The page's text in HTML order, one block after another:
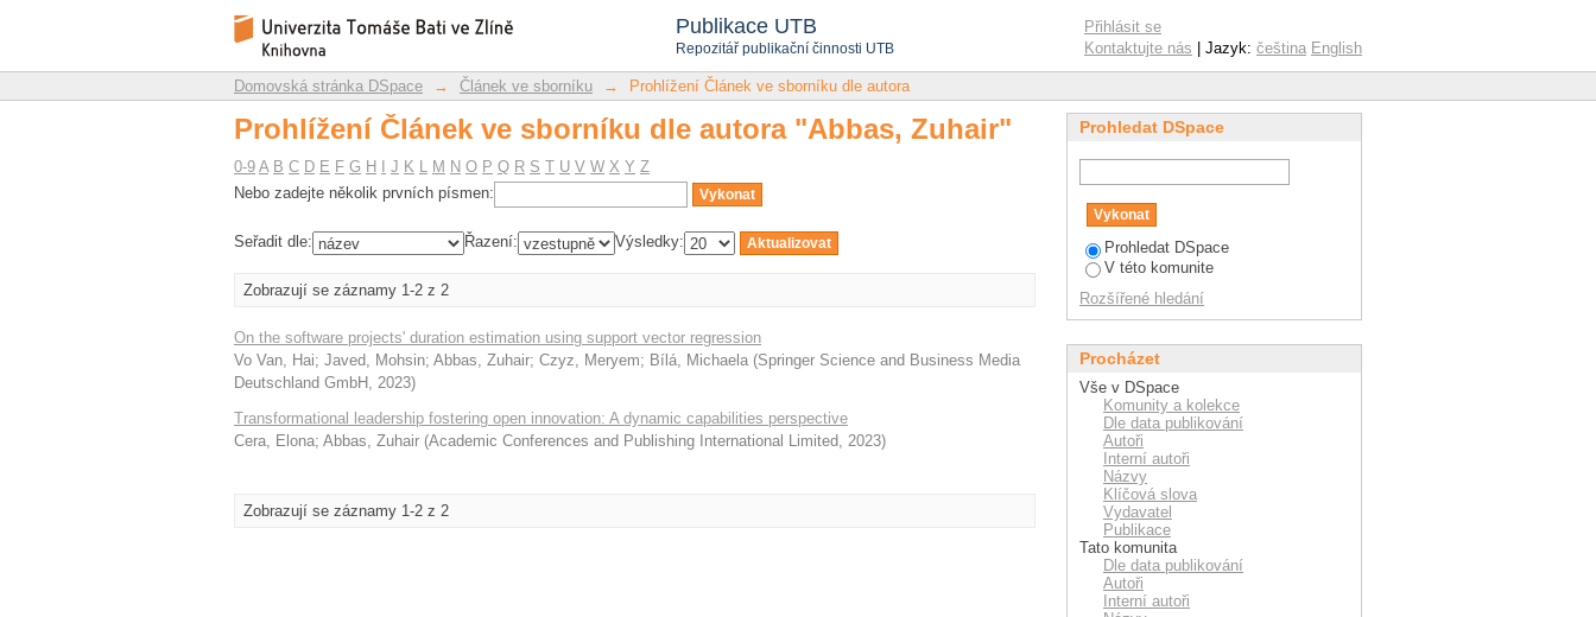
Publikace UTB
Repozitář publikační činnosti UTB
Prohlížení Článek ve sborníku dle autora "Abbas, Zuhair"
Repozitář DSpace/Manakin
Přihlásit se
Kontaktujte nás | Jazyk: čeština English
Domovská stránka DSpace → Článek ve sborníku → Prohlížení Článek ve sborníku dle autora
Prohlížení Článek ve sborníku dle autora "Abbas, Zuhair"
0-9 A B C D E F G H J K L M N O P Q R S T U V W X Y Z
Nebo zadejte několik prvních písmen:
Seřadit dle: Řazení: Výsledky:
Zobrazují se záznamy 1-2 z 2
On the software projects' duration estimation using support vector regression
Vo Van, Hai; Javed, Mohsin; Abbas, Zuhair; Czyz, Meryem; Bílá, Michaela (Springer Science and Business Media
Deutschland GmbH , 2023)
Transformational leadership fostering open innovation: A dynamic capabilities perspective
Cera, Elona; Abbas, Zuhair (Academic Conferences and Publishing International Limited, 2023)
Zobrazují se záznamy 1-2 z 2
Prohledat DSpace
Prohledat DSpace
V této komunite
Rozšířené hledání
Procházet
Vše v DSpace
Komunity a kolekce
Dle data publikování
Autoři
Interní autoři
Názvy
Klíčová slova
Vydavatel
Publikace
Tato komunita
Dle data publikování
Autoři
Interní autoři